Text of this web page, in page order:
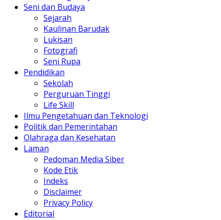
Seni dan Budaya
Sejarah
Kaulinan Barudak
Lukisan
Fotografi
Seni Rupa
Pendidikan
Sekolah
Perguruan Tinggi
Life Skill
Ilmu Pengetahuan dan Teknologi
Politik dan Pemerintahan
Olahraga dan Kesehatan
Laman
Pedoman Media Siber
Kode Etik
Indeks
Disclaimer
Privacy Policy
Editorial